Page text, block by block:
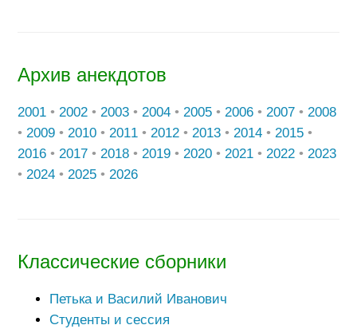
Архив анекдотов
2001 • 2002 • 2003 • 2004 • 2005 • 2006 • 2007 • 2008
• 2009 • 2010 • 2011 • 2012 • 2013 • 2014 • 2015 •
2016 • 2017 • 2018 • 2019 • 2020 • 2021 • 2022 • 2023
• 2024 • 2025 • 2026
Классические сборники
Петька и Василий Иванович
Студенты и сессия